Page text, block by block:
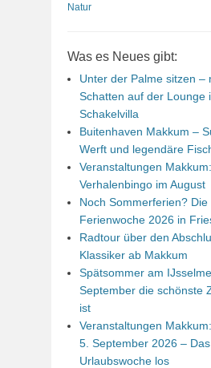
Natur
Was es Neues gibt:
Unter der Palme sitzen –
Schatten auf der Lounge
Schakelvilla
Buitenhaven Makkum –
Werft und legendäre
Veranstaltungen
Verhalenbingo im August
Noch Sommerferien? Die
Ferienwoche 2026 in
Radtour über den
Klassiker ab Makkum
Spätsommer am
September die schönste
ist
Veranstaltungen
5. September 2026 –
Urlaubswoche los